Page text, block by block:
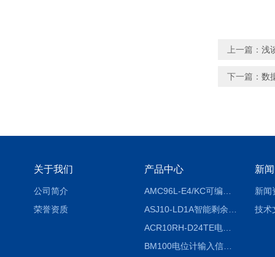
上一篇： 浅
下一篇： 数
关于我们
公司简介
荣誉资质
产品中心
ACR10RH-D24TE电力仪表外置开口式互感器
BM100电位计输入信号隔离器
新
新闻
技术